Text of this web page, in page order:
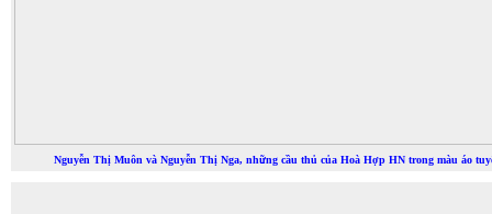
Nguyễn Thị Muôn và Nguyễn Thị Nga, những cầu thủ của Hoà Hợp HN trong màu áo